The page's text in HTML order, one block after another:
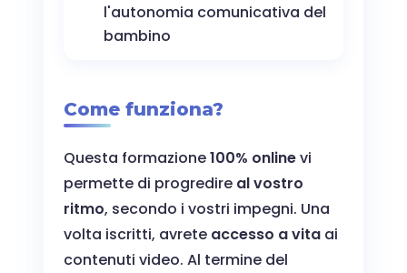
l'autonomia comunicativa del
bambino
Come funziona?
Questa formazione100% onlinevi
permette di progredire al vostro
ritmo, secondo i vostri impegni. Una
volta iscritti, avrete accesso a vita ai
contenuti video. Al termine del